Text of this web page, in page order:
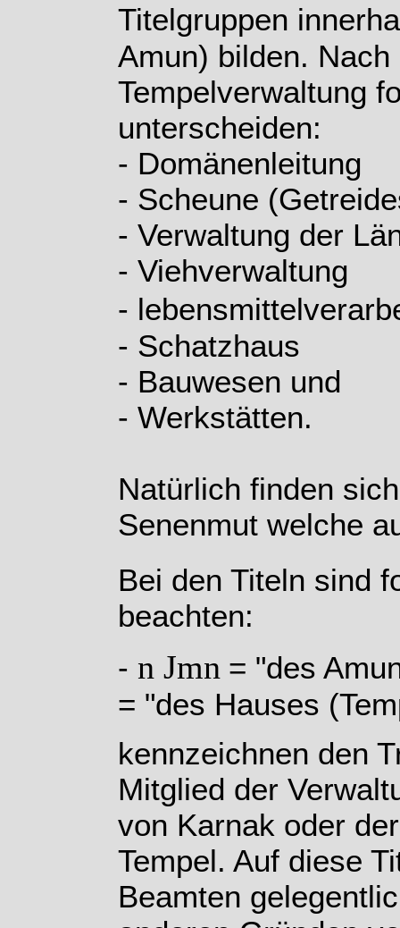
Titelgruppen
Amun) bilden.
Tempelverwaltung
unterscheiden:
- Domänenleitung
- Scheune
- Verwaltung der
- Viehverwaltung
-
- Schatzhaus
- Bauwesen und
- Werkstätten.
Natürlich finden
Senenmut welche
Bei den Titeln sind
beachten:
- n Jmn = "des
= "des Hauses
kennzeichnen den
Mitglied der
von Karnak oder
Tempel. Auf diese
Beamten